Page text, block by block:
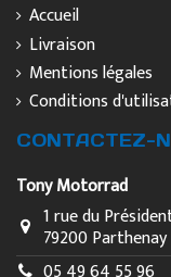
Accueil
Livraison
Mentions légales
Conditions
CONTACTEZ-
Tony Motorrad
1 rue du
79200 Parthenay